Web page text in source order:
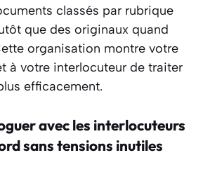
classés par rubrique
que des originaux quand
organisation montre votre
à votre interlocuteur de traiter
efficacement.
avec les interlocuteurs
sans tensions inutiles